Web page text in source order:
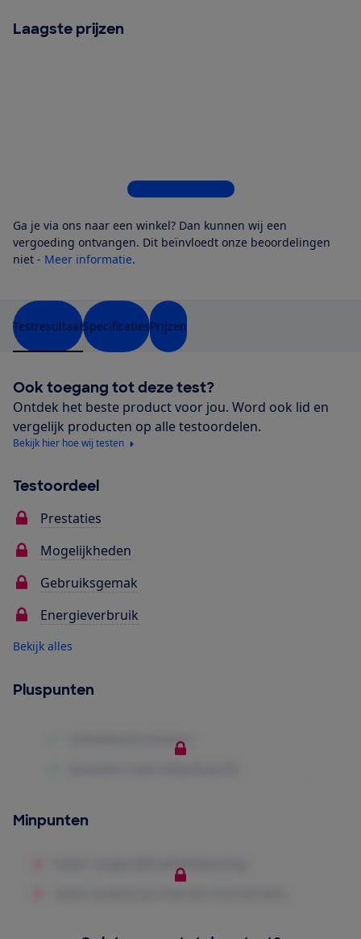
Laagste prijzen
Bekijk alle 5 winkels
Ga je via ons naar een winkel? Dan kunnen wij een
vergoeding ontvangen. Dit beïnvloedt onze beoordelingen
niet - Meer informatie.
TestresultaatSpecificatiesPrijzen
Ook toegang tot deze test?
Ontdek het beste product voor jou. Word ook lid en
vergelijk producten op alle testoordelen.
Bekijk hier hoe wij testen
Testoordeel
Prestaties
Mogelijkheden
Gebruiksgemak
Energieverbruik
Bekijk alles
Pluspunten
Minpunten